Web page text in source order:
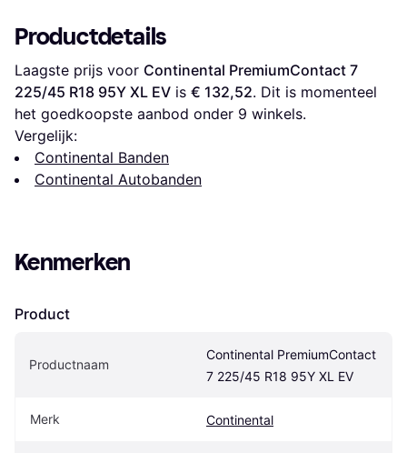
Productdetails
Laagste prijs voor Continental PremiumContact 7
225/45 R18 95Y XL EV is € 132,52. Dit is momenteel
het goedkoopste aanbod onder 9 winkels.
Vergelijk:
Continental Banden
Continental Autobanden
Kenmerken
Product
Productnaam
Continental PremiumContact
7 225/45 R18 95Y XL EV
Merk Continental